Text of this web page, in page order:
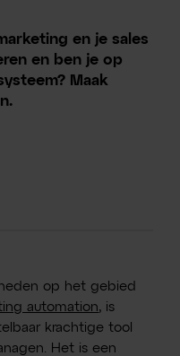
en je sales
en ben je op
Maak
op het gebied
automation, is
krachtige tool
Het is een